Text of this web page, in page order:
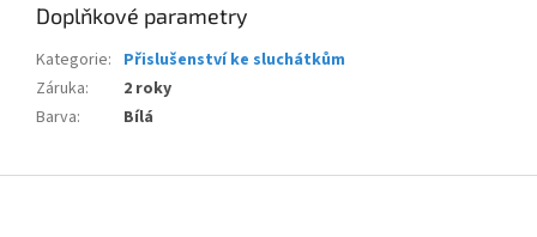
Doplňkové parametry
Kategorie: Přislušenství ke sluchátkům
Záruka:
2 roky
Barva: Bílá